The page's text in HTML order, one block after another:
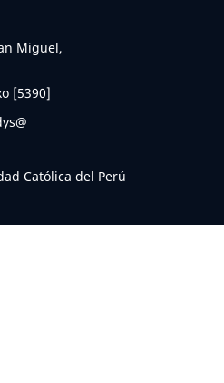
Miguel,
[5390]
Católica del Perú